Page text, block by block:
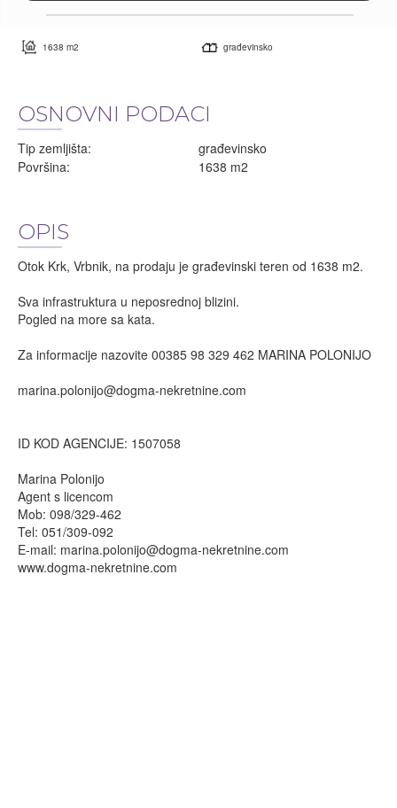
1638 m2 građevinsko
OSNOVNI PODACI
Tip zemljišta:
građevinsko
Površina:
1638 m2
OPIS
Otok Krk, Vrbnik, na prodaju je građevinski teren od 1638 m2.
Sva infrastruktura u neposrednoj blizini.
Pogled na more sa kata.
Za informacije nazovite 00385 98 329 462 MARINA POLONIJO
marina.polonijo@dogma-nekretnine.com
ID KOD AGENCIJE: 1507058
Marina Polonijo
Agent s licencom
Mob: 098/329-462
Tel: 051/309-092
E-mail: marina.polonijo@dogma-nekretnine.com
www.dogma-nekretnine.com